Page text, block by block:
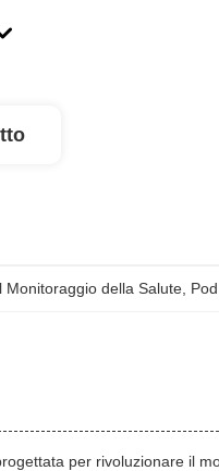
Monitoraggio della Salute
per rivoluzionare il